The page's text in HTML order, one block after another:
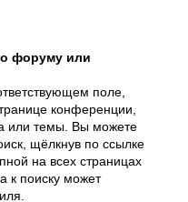
форуму или
поле,
конференции,
или темы. Вы можете
щёлкнув по ссылке
на всех страницах
к поиску может